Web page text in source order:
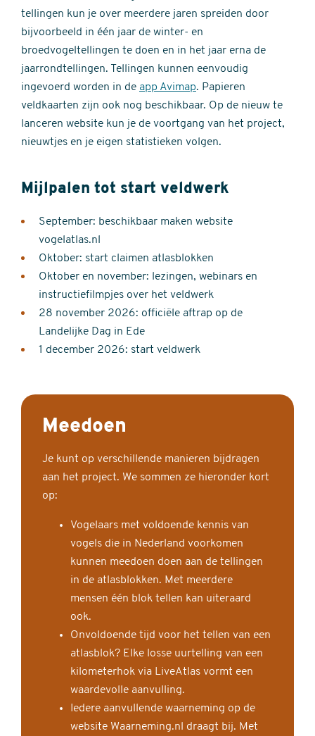
tellingen kun je over meerdere jaren spreiden door
bijvoorbeeld in één jaar de winter- en
broedvogeltellingen te doen en in het jaar erna de
jaarrondtellingen. Tellingen kunnen eenvoudig
ingevoerd worden in de app Avimap. Papieren
veldkaarten zijn ook nog beschikbaar. Op de nieuw te
lanceren website kun je de voortgang van het project,
nieuwtjes en je eigen statistieken volgen.
Mijlpalen tot start veldwerk
September: beschikbaar maken website
vogelatlas.nl
Oktober: start claimen atlasblokken
Oktober en november: lezingen, webinars en
instructiefilmpjes over het veldwerk
28 november 2026: officiële aftrap op de
Landelijke Dag in Ede
1 december 2026: start veldwerk
Meedoen
Je kunt op verschillende manieren bijdragen
aan het project. We sommen ze hieronder kort
op:
Vogelaars met voldoende kennis van
vogels die in Nederland voorkomen
kunnen meedoen doen aan de tellingen
in de atlasblokken. Met meerdere
mensen één blok tellen kan uiteraard
ook.
Onvoldoende tijd voor het tellen van een
atlasblok? Elke losse uurtelling van een
kilometerhok via LiveAtlas vormt een
waardevolle aanvulling.
Iedere aanvullende waarneming op de
website Waarneming.nl draagt bij. Met